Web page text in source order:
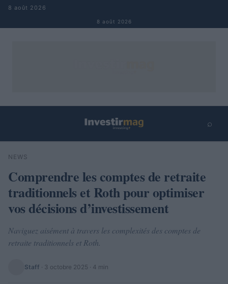
Aller au contenu
8 août 2026
8 août 2026
⌕
Rechercher
NEWS
Comprendre les comptes de retraite
traditionnels et Roth pour optimiser
vos décisions d’investissement
Naviguez aisément à travers les complexités des comptes de
retraite traditionnels et Roth.
Staff · 3 octobre 2025 · 4 min